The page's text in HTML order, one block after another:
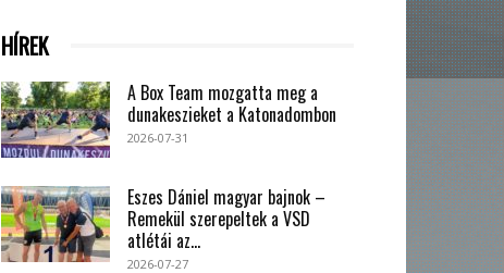
HÍREK
A Box Team mozgatta meg a
dunakeszieket a Katonadombon
2026-07-31
Eszes Dániel magyar bajnok –
Remekül szerepeltek a VSD
atlétái az...
2026-07-27